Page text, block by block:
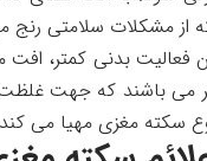
از مشکلات سلامتی
فعالیت بدنی کمتر،
می باشند که جهت غلظت
سکته مغزی مهیا می